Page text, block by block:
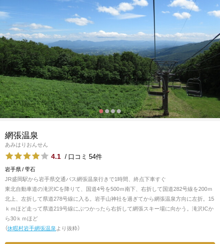
網張温泉
あみはりおんせん
4.1 / 口コミ 54件
岩手県 / 雫石
JR盛岡駅から岩手県交通バス網張温泉行きで1時間、終点下車すぐ
東北自動車道の滝沢ICを降りて、国道4号を500ｍ南下、右折して国道282号線を200ｍ
北上、左折して県道278号線に入る。岩手山神社を過ぎてから網張温泉方向に左折。15
ｋｍほど走って県道219号線にぶつかったら右折して網張スキー場に向かう。滝沢ICか
ら30ｋｍほど
（休暇村岩手網張温泉より抜粋）